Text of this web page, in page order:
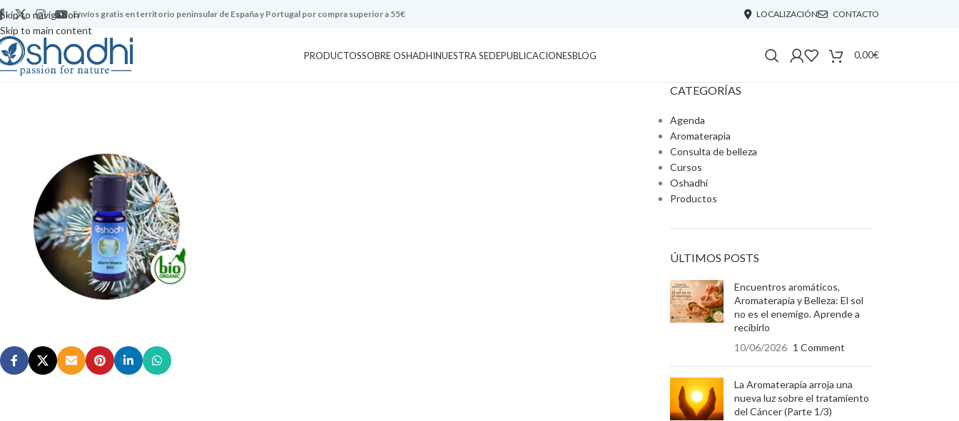
Skip to navigation
Skip to main content
Envíos gratis en territorio peninsular de España y Portugal por compra superior a 55€ LOCALIZACIÓN CONTACTO
PRODUCTOSSOBRE OSHADHINUESTRA SEDEPUBLICACIONESBLOG 0,00€
CATEGORÍAS
Agenda
Aromaterapia
Consulta de belleza
Cursos
Oshadhi
Productos
ÚLTIMOS POSTS
Encuentros aromáticos,
Aromaterapia y Belleza: El sol
no es el enemigo. Aprende a
recibirlo
10/06/2026 1 Comment
La Aromaterapia arroja una
nueva luz sobre el tratamiento
del Cáncer (Parte 1/3)